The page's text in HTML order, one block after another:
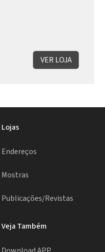
VER LOJA
Lojas
Endereços
Mostras
Publicações/Revistas
Veja Também